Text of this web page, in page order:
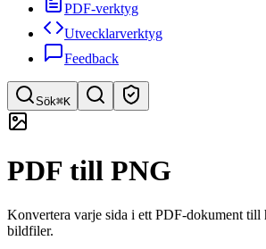
PDF-verktyg
Utvecklarverktyg
Feedback
Sök⌘K
Snabbsök efter verktyg
PDF till PNG
Konvertera varje sida i ett PDF-dokument
bildfiler.